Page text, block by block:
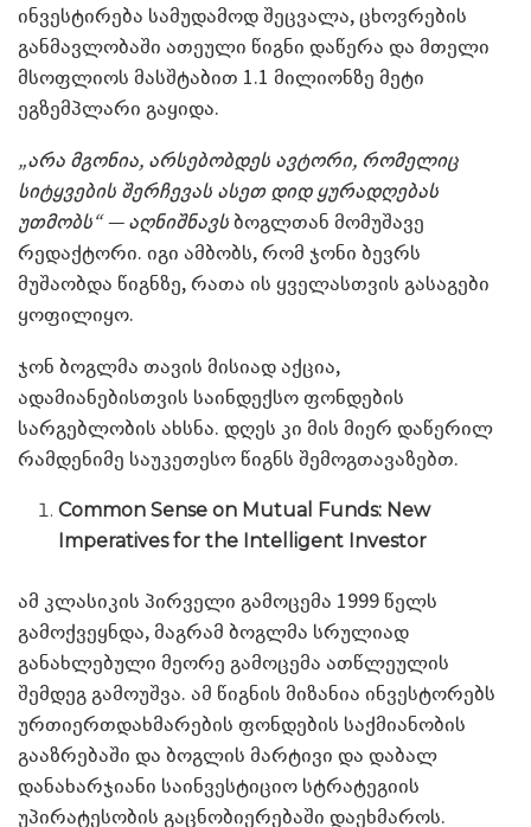
ინვესტირება სამუდამოდ შეცვალა, ცხოვრების
განმავლობაში ათეული წიგნი დაწერა და მთელი
მსოფლიოს მასშტაბით 1.1 მილიონზე მეტი
ეგზემპლარი გაყიდა.
„არა მგონია, არსებობდეს ავტორი, რომელიც
სიტყვების შერჩევას ასეთ დიდ ყურადღებას
უთმობს“ — აღნიშნავსბოგლთან მომუშავე
რედაქტორი. იგი ამბობს, რომ ჯონი ბევრს
მუშაობდა წიგნზე, რათა ის ყველასთვის გასაგები
ყოფილიყო.
ჯონ ბოგლმა თავის მისიად აქცია,
ადამიანებისთვის საინდექსო ფონდების
სარგებლობის ახსნა. დღეს კი მის მიერ დაწერილ
რამდენიმე საუკეთესო წიგნს შემოგთავაზებთ.
Common Sense on Mutual Funds: New
Imperatives for the Intelligent Investor
ამ კლასიკის პირველი გამოცემა 1999 წელს
გამოქვეყნდა, მაგრამ ბოგლმა სრულიად
განახლებული მეორე გამოცემა ათწლეულის
შემდეგ გამოუშვა. ამ წიგნის მიზანია ინვესტორებს
ურთიერთდახმარების ფონდების საქმიანობის
გააზრებაში და ბოგლის მარტივი და დაბალ
დანახარჯიანი საინვესტიციო სტრატეგიის
უპირატესობის გაცნობიერებაში დაეხმაროს.